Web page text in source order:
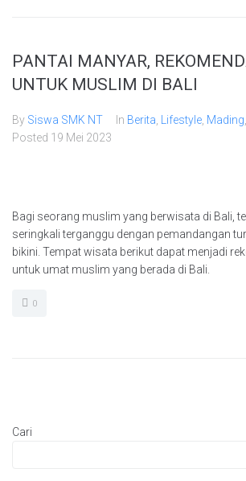
PANTAI MANYAR,
UNTUK MUSLIM DI BALI
By Siswa SMK NT In Berita Lifestyle Mading
Posted 19 Mei 2023
Bagi seorang muslim yang berwisata di Bali,
seringkali terganggu dengan pemandangan
bikini. Tempat wisata berikut dapat menjadi
untuk umat muslim yang berada di Bali.
0
Cari